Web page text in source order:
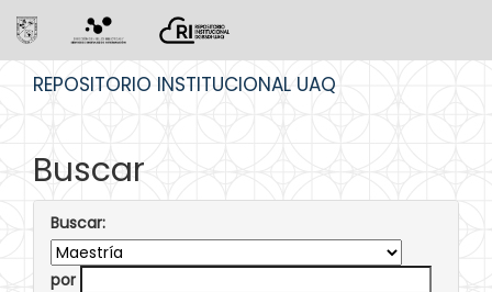
REPOSITORIO INSTITUCIONAL UAQ
Buscar
Buscar:
por